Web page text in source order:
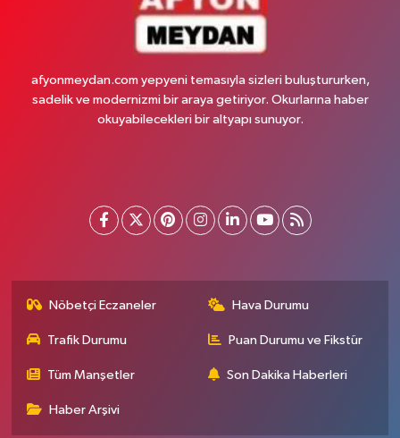
afyonmeydan.com yepyeni temasıyla sizleri buluştururken,
sadelik ve modernizmi bir araya getiriyor. Okurlarına haber
okuyabilecekleri bir altyapı sunuyor.
Nöbetçi Eczaneler Hava Durumu
Trafik Durumu Puan Durumu ve Fikstür
Tüm Manşetler Son Dakika Haberleri
Haber Arşivi